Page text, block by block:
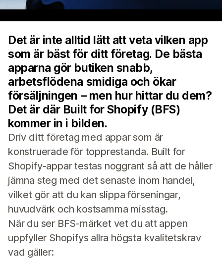
Det är inte alltid lätt att veta vilken app
som är bäst för ditt företag. De bästa
apparna gör butiken snabb,
arbetsflödena smidiga och ökar
försäljningen – men hur hittar du dem?
Det är där Built for Shopify (BFS)
kommer in i bilden.
Driv ditt företag med appar som är
konstruerade för topprestanda. Built for
Shopify-appar testas noggrant så att de håller
jämna steg med det senaste inom handel,
vilket gör att du kan slippa förseningar,
huvudvärk och kostsamma misstag.
När du ser BFS-märket vet du att appen
uppfyller Shopifys allra högsta kvalitetskrav
vad gäller: